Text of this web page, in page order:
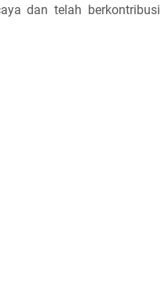
dan telah berkontribusi